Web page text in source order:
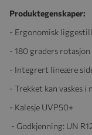
Produktegenskaper:
- Ergonomisk
- 180 graders rotasjon
- Integrert lineære
- Trekket kan vaskes i
- Kalesje UVP50+
- Godkjenning: UN